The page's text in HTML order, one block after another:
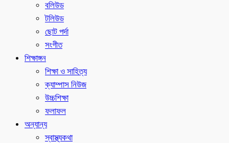
বলিউড
টলিউড
ছোট পর্দা
সংগীত
শিক্ষাঙ্গন
শিক্ষা ও সাহিত্য
ক্যাম্পাস নিউজ
উচ্চশিক্ষা
ফলাফল
অন্যান্য
স্বাস্থ্যকথা